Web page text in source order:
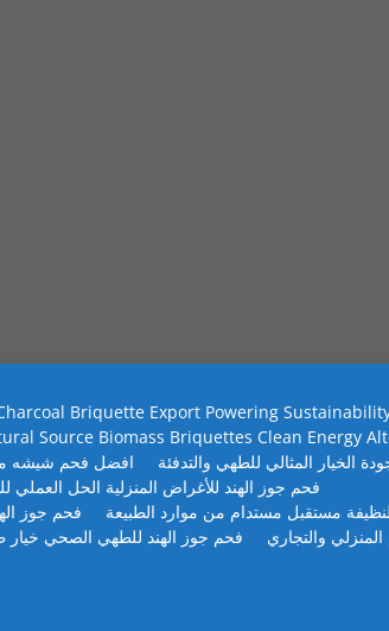
Briquette Export Powering
Source Biomass Briquettes Clean Energy
افضل فحم شيشه
الخيار المثالي للطهي والتدفئة
فحم جوز الهند للأغراض المنزلية الحل العملي
فحم جوز
مستقبل مستدام من موارد الطبيعة
فحم جوز الهند للطهي الصحي خيار
والتجاري